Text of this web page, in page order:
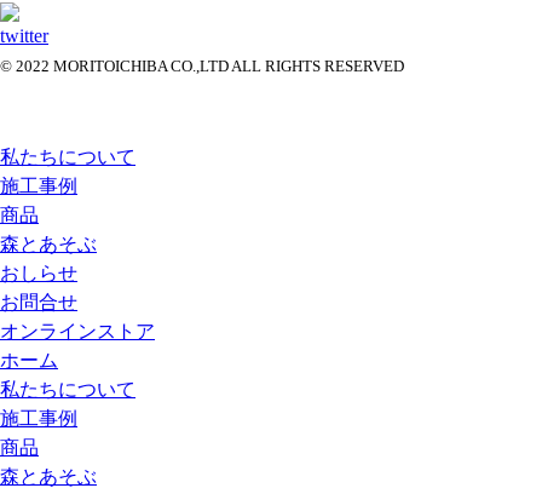
© 2022 MORITOICHIBA CO.,LTD ALL RIGHTS RESERVED
私たちについて
施工事例
商品
森とあそぶ
おしらせ
お問合せ
オンラインストア
ホーム
私たちについて
施工事例
商品
森とあそぶ